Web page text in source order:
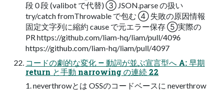
段 0 段 (valibot で代替) ③ JSON.parse の扱い
try/catch fromThrowable で包む ④ 失敗の原因情報
固定文字列に縮約 cause で元エラー保存 ⑤実際の
PR https://github.com/liam-hq/liam/pull/4096
https://github.com/liam-hq/liam/pull/4097
コードの劇的な変化 — 動詞が並ぶ宣言型へ A: 早期
return と手動 narrowing の連続 22
1. neverthrowとは OSSのコードベースに neverthrow